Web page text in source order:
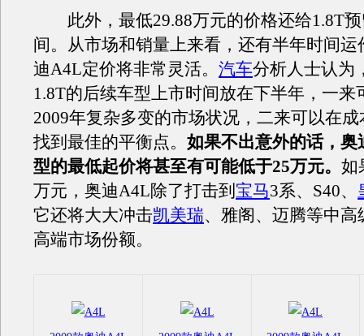
此外，最低29.88万元的价格还给1.8T预
间。从市场和销量上来看，还有半年时间运
迪A4L定价将非常灵活。 汽车分析人士认为
1.8T的后续车型上市时间放在下半年，一来
2009年复杂多变的市场状况，二来可以在
找到最佳的平衡点。 如果不出意外的话，奥
型的最低起价将甚至有可能低于25万元。 如
万元，奥迪A4L除了打击到 宝马3系、S40、
它还将大大冲击凯美瑞、雅阁、迈腾等中高
高端市场份额。